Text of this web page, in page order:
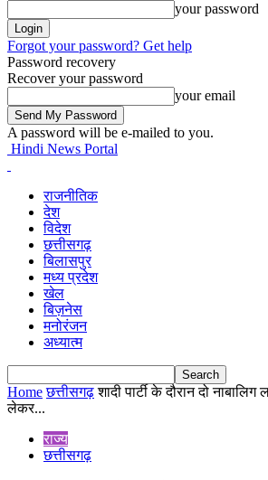
your password
Forgot your password? Get help
Password recovery
Recover your password
your email
A password will be e-mailed to you.
Hindi News Portal
राजनीतिक
देश
विदेश
छत्तीसगढ़
बिलासपुर
मध्य प्रदेश
खेल
बिज़नेस
मनोरंजन
अध्यात्म
Home छत्तीसगढ़ शादी पार्टी के दौरान दो
लेकर...
राज्य
छत्तीसगढ़